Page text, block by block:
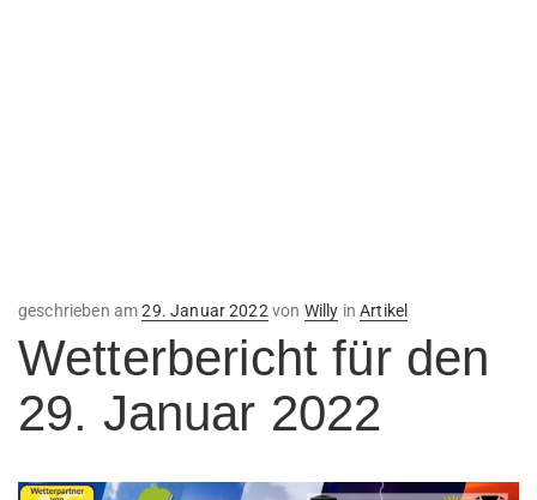
geschrieben amVeröffentlicht
29. Januar 2022 von Willy inArtikel
Wetterbericht für den
29. Januar 2022